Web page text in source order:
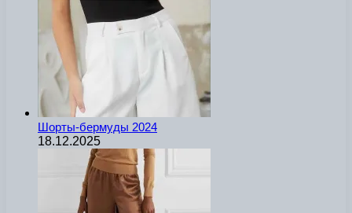
Шорты-бермуды 2024
18.12.2025